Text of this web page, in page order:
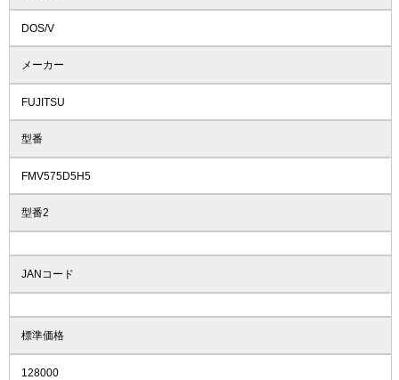
DOS/V
メーカー
FUJITSU
型番
FMV575D5H5
型番2
JANコード
標準価格
128000